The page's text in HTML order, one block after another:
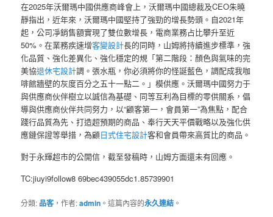
在2025年沃爾瑪中國供應商峰會上，沃爾瑪中國總裁及CEO朱曉
靜指出，近年來，沃爾瑪中國堅持了強勁的增長勢頭。自2021年
起，公司凈銷售額實現了雙位數增長，電商業務占比攀升至近
50%。在業務疾速增客變設計長的同時，山姆將持續進步標準，強
化品質、強化差異化、強化穩定的規「第二階段：顏色與氣味的完
美協退休宅設計調。張水瓶，你必須將你的怪誕藍色，調配成我咖
啡館牆壁的灰度百分之五十一點二。」模供應。沃爾瑪中國努力于
與供應商伙伴樹立以誠信為基礎、同等互利為目標的零供關系，倡
導與供應商伙伴共同努力，以“顧客第一，會員第一”為焦點，配合
踐行品質為先、打造超預期的商品、奉行天天平價戰略以及強化供
應鏈保證等舉措，為顧日式住宅設計客和會員帶來高質比的商品。
對于永輝超市的公開信，截至發稿時，山姆方面還未有回應。
TC:jiuyi9follow8 69bec439055dc1.85739901
分類: 品客 ，作者:admin 。這篇內容的永久連結 。